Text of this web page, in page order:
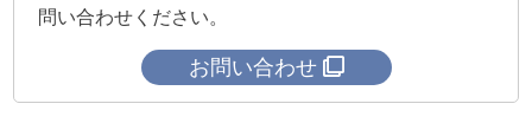
問い合わせください。
お問い合わせ